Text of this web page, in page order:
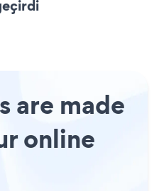
are made
online